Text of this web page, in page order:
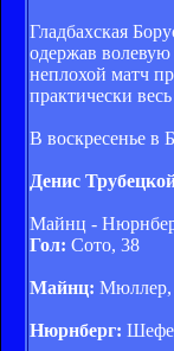
Гладбахская
одержав волевую
неплохой матч
практически
В воскресенье в
Денис
Майнц -
Гол: Сото, 38
Майнц: Мюллер,
Нюрнберг: